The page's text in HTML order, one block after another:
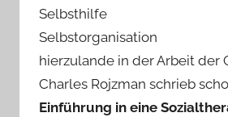
Selbsthilfe
Selbstorganisation
hierzulande in der Arbeit der
Charles Rojzman schrieb
Einführung in eine